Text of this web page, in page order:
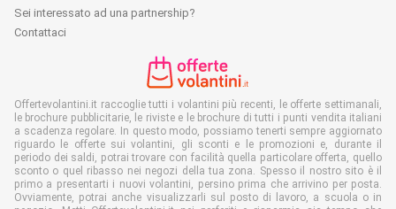
Sei interessato ad una partnership?
Contattaci
Offertevolantini.it raccoglie tutti i volantini più recenti, le offerte settimanali,
le brochure pubblicitarie, le riviste e le brochure di tutti i punti vendita italiani
a scadenza regolare. In questo modo, possiamo tenerti sempre aggiornato
riguardo le offerte sui volantini, gli sconti e le promozioni e, durante il
periodo dei saldi, potrai trovare con facilità quella particolare offerta, quello
sconto o quel ribasso nei negozi della tua zona. Spesso il nostro sito è il
primo a presentarti i nuovi volantini, persino prima che arrivino per posta.
Ovviamente, potrai anche visualizzarli sul posto di lavoro, a scuola o in